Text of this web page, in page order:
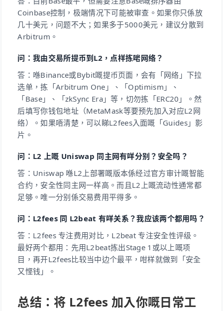
Coinbase控制，极端情况下可能被审查。如果你只係放
几十美元，问题不大；如果多于5000美元，建议分散到
Arbitrum。
问：我由交易所提币到L2，点样拣啱网络？
答：喺Binance或Bybit嘅提币页面，会有「网络」下拉
选单，拣「Arbitrum One」、「Optimism」、
「Base」、「zkSync Era」等，切勿拣「ERC20」。然
后填写你钱包地址（MetaMask等要预先加入对应L2网
络）。如果唔清楚，可以睇L2fees入面嘅「Guides」影
片。
问：L2 上嘅 Uniswap 同主网有咩分别？安全吗？
答：Uniswap 喺L2上部署嘅版本係经过官方审计嘅智能
合约，安全性同主网一样高。而且L2上嘅流动性通常都
足够。唯一分别係交易费用平得多。
问：L2fees 同 L2beat 有咩关系？我应该两个都用吗？
答：L2fees 专注费用对比，L2beat 专注安全性评级。
最好两个都用：先用L2beat拣出Stage 1或以上嘅项
目，再开L2fees比较当中边个最平，咁样就做到「安全
又悭钱」。
总结：将 L2fees 加入你嘅日常工